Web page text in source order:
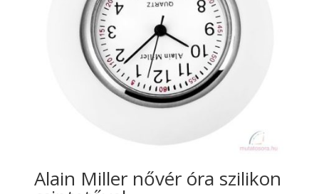
Alain Miller nővér óra szilikon